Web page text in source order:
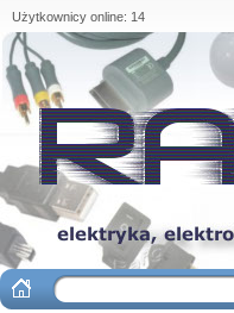
Użytkownicy online: 14